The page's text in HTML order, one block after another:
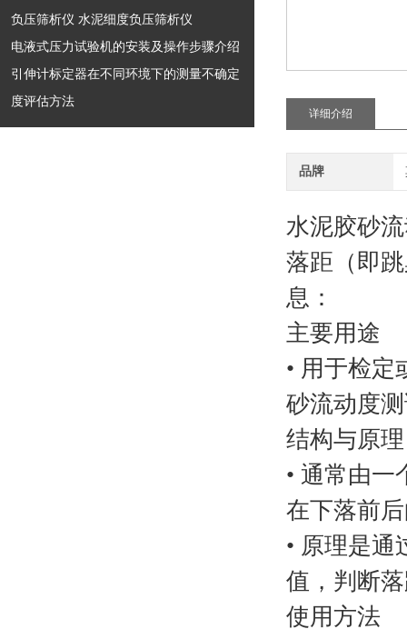
详细介绍
品牌
水泥胶砂
落距（即
息：
主要用途
• 用于检
砂流动度
结构与原理
• 通常由
在下落前
• 原理是
值，判断
使用方法
负压筛析仪 水泥细度负压筛析仪
电液式压力试验机的安装及操作步骤介绍
引伸计标定器在不同环境下的测量不确定
度评估方法